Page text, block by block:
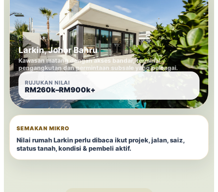
Larkin, Johor Bahru
Kawasan matang dengan akses bandar, terminal
pengangkutan dan permintaan subsale yang pelbagai.
RUJUKAN NILAI
RM260k–RM900k+
SEMAKAN MIKRO
Nilai rumah Larkin perlu dibaca ikut projek, jalan, saiz,
status tanah, kondisi & pembeli aktif.